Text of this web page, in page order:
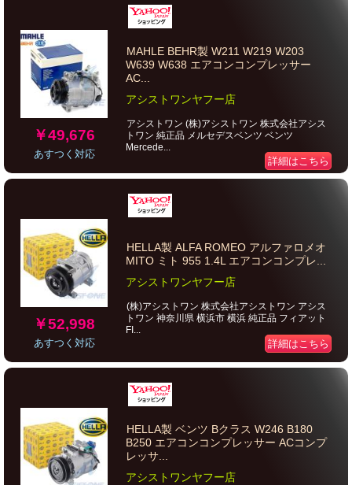
￥49,676
あすつく対応
MAHLE BEHR製 W211 W219 W203
W639 W638 エアコンコンプレッサー
AC...
アシストワンヤフー店
アシストワン (株)アシストワン 株式会社アシス
トワン 純正品 メルセデスベンツ ベンツ
Mercede...
詳細はこちら
￥52,998
あすつく対応
HELLA製 ALFA ROMEO アルファロメオ
MITO ミト 955 1.4L エアコンコンプレ...
アシストワンヤフー店
(株)アシストワン 株式会社アシストワン アシス
トワン 神奈川県 横浜市 横浜 純正品 フィアット
FI...
詳細はこちら
HELLA製 ベンツ Bクラス W246 B180
B250 エアコンコンプレッサー ACコンプ
レッサ...
アシストワンヤフー店